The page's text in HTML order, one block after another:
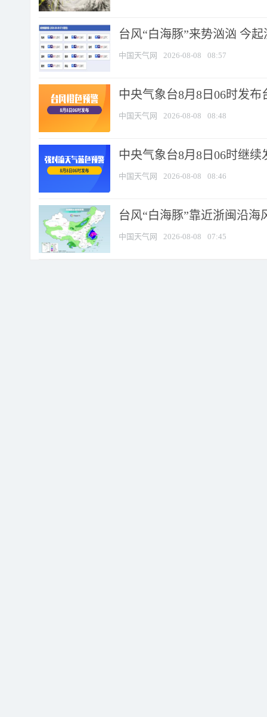
台风“白海豚”来势汹汹 今
中国天气网 2026-08-08 08:57
中央气象台8月8日06时发布
中国天气网 2026-08-08 08:48
中央气象台8月8日06时继
中国天气网 2026-08-08 08:46
台风“白海豚”靠近浙闽沿
中国天气网 2026-08-08 07:45